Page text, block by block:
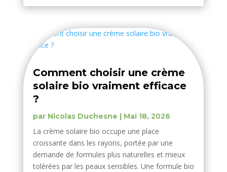
Comment choisir une crème
solaire bio vraiment efficace
?
par Nicolas Duchesne | Mai 18, 2026
La crème solaire bio occupe une place
croissante dans les rayons, portée par une
demande de formules plus naturelles et mieux
tolérées par les peaux sensibles. Une formule bio